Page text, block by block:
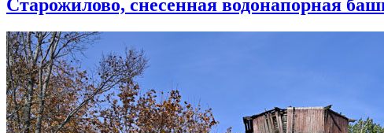
Старожилово, снесенная водонапорная